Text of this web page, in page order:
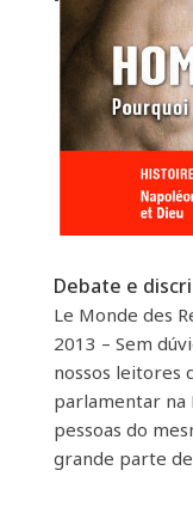
Debate e
Le Monde des
2013 – Sem
nossos leitores
parlamentar na
pessoas do
grande parte